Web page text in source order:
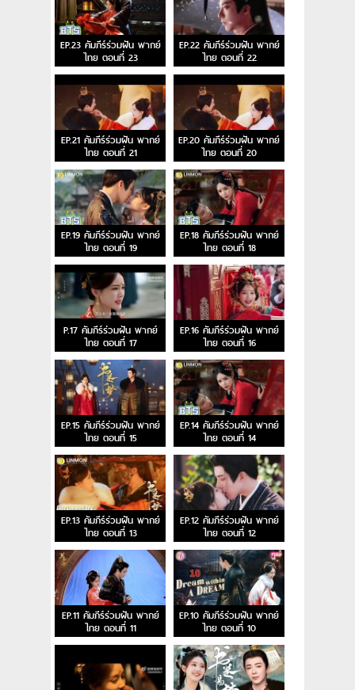
EP.23 คัมภีร์ร่วมฝัน พากย์
ไทย ตอนที่ 23
EP.22 คัมภีร์ร่วมฝัน พากย์
ไทย ตอนที่ 22
EP.21 คัมภีร์ร่วมฝัน พากย์
ไทย ตอนที่ 21
EP.20 คัมภีร์ร่วมฝัน พากย์
ไทย ตอนที่ 20
EP.19 คัมภีร์ร่วมฝัน พากย์
ไทย ตอนที่ 19
EP.18 คัมภีร์ร่วมฝัน พากย์
ไทย ตอนที่ 18
P.17 คัมภีร์ร่วมฝัน พากย์
ไทย ตอนที่ 17
EP.16 คัมภีร์ร่วมฝัน พากย์
ไทย ตอนที่ 16
EP.15 คัมภีร์ร่วมฝัน พากย์
ไทย ตอนที่ 15
EP.14 คัมภีร์ร่วมฝัน พากย์
ไทย ตอนที่ 14
EP.13 คัมภีร์ร่วมฝัน พากย์
ไทย ตอนที่ 13
EP.12 คัมภีร์ร่วมฝัน พากย์
ไทย ตอนที่ 12
EP.11 คัมภีร์ร่วมฝัน พากย์
ไทย ตอนที่ 11
EP.10 คัมภีร์ร่วมฝัน พากย์
ไทย ตอนที่ 10